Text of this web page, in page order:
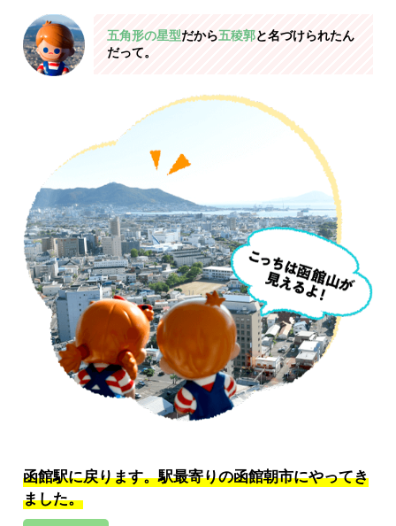
五角形の星型だから五稜郭と名づけられたん
だって。
函館駅に戻ります。駅最寄りの函館朝市にやってき
ました。